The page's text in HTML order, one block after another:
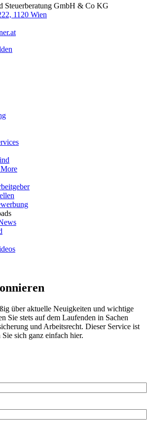
Steuerberatung GmbH & Co KG
1120 Wien
über aktuelle Neuigkeiten und wichtige
Sie stets auf dem Laufenden in Sachen
und Arbeitsrecht. Dieser Service ist
sich ganz einfach hier.